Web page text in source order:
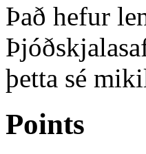
Það hefur
þetta sé
Points